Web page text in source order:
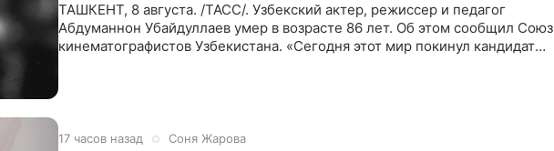
ТАШКЕНТ, 8 августа. /ТАСС/. Узбекский актер, режиссер и педагог
Абдуманнон Убайдуллаев умер в возрасте 86 лет. Об этом сообщил Союз
кинематографистов Узбекистана. «Сегодня этот мир покинул кандидат
17 часов назад Соня Жарова